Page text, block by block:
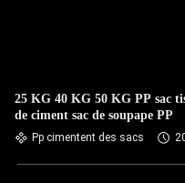
25 KG 40 KG 50 KG PP sac
de ciment sac de soupape PP
Pp cimentent des sacs